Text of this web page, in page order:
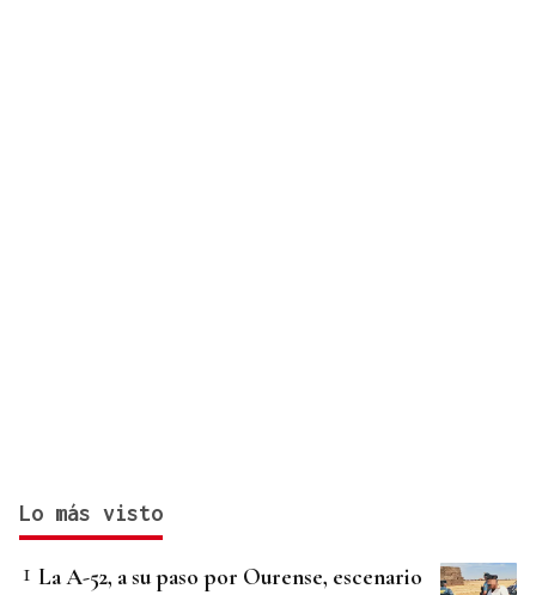
Lo más visto
La A-52, a su paso por Ourense, escenario